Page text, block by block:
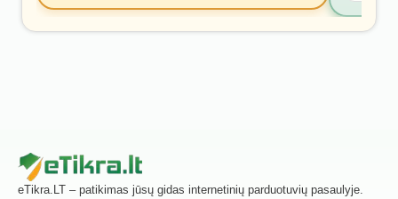
eTikra.LT – patikimas jūsų gidas internetinių parduotuvių pasaulyje.